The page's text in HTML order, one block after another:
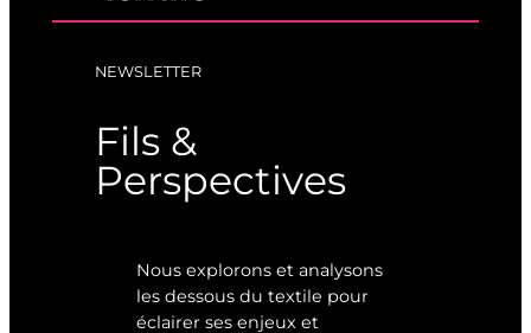
NEWSLETTER
Fils &
Perspectives
Nous explorons et analysons
les dessous du textile pour
éclairer ses enjeux et